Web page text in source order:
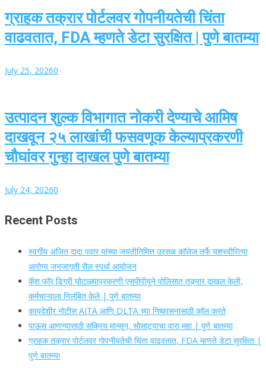
ग्राहक तक्रार पोर्टलवर गोपनीयतेची चिंता
वाढवतात, FDA म्हणते डेटा सुरक्षित | पुणे बातम्या
July 25, 20260
उत्पादन शुल्क विभागात नोकरी देण्याचे आमिष
दाखवून २५ लाखांची फसवणूक केल्याप्रकरणी
चौघांवर गुन्हा दाखल पुणे बातम्या
July 24, 20260
Recent Posts
स्वर्गीय अजित दादा पवार यांच्या जयंतीनिमित्त उरसळ कॉलेज तर्फे यशस्वीरित्या
आरोग्य जनजागृती रील स्पर्धा आयोजन
कॅश फॉर डिग्री घोटाळ्याप्रकरणी एसपीपीयूने पोलिसात तक्रार दाखल केली,
कर्मचाऱ्याला निलंबित केले | पुणे बातम्या
कायदेशीर नोटीस AITA आणि DLTA च्या निष्कासनासाठी कॉल करते
पाऊस आणण्यासाठी सक्रिय मान्सून, सोसाट्याचा वारा महा | पुणे बातम्या
ग्राहक तक्रार पोर्टलवर गोपनीयतेची चिंता वाढवतात, FDA म्हणते डेटा सुरक्षित |
पुणे बातम्या